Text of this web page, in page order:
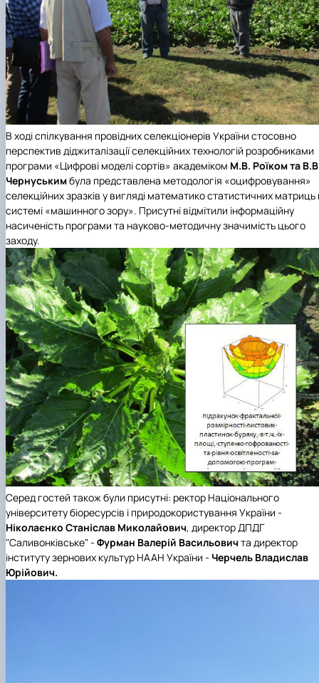
В ході спілкування провідних селекціонерів України стосовно
перспектив діджиталізації селекційних технологій розробниками
програми «Цифрові моделі сортів» академіком М.В. Роїком та
Чернуськимбула представлена методологія «оцифровування»
селекційних зразків у вигляді математико статистичних матриць
системі «машинного зору». Присутні відмітили інформаційну
насиченість програми та науково-методичну значимість цього
заходу.
Серед гостей також були приcутні: ректор Національного
університету біоресурсів і природокористування України -
Ніколаєнко Станіслав Миколайович, директор ДПДГ
"Саливонківське" - Фурман Валерій Васильович та директор
інституту зернових культур НААН України - Черчель Владислав
Юрійович.